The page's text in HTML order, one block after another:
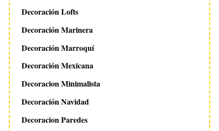
Decoración Lofts
Decoración Marinera
Decoración Marroquí
Decoración Mexicana
Decoracion Minimalista
Decoración Navidad
Decoracion Paredes